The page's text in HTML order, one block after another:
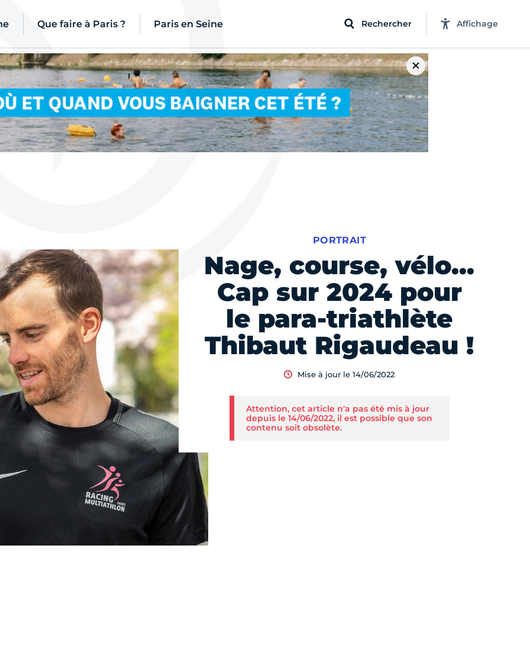
Que faire à Paris ? Paris en Seine Rechercher Affichage
Nage, course, vélo…
Cap sur 2024 pour
le para-triathlète
Thibaut Rigaudeau !
PORTRAIT
Mise à jour le 14/06/2022
Attention, cet article n'a pas été mis à jour
depuis le 14/06/2022, il est possible que son
contenu soit obsolète.